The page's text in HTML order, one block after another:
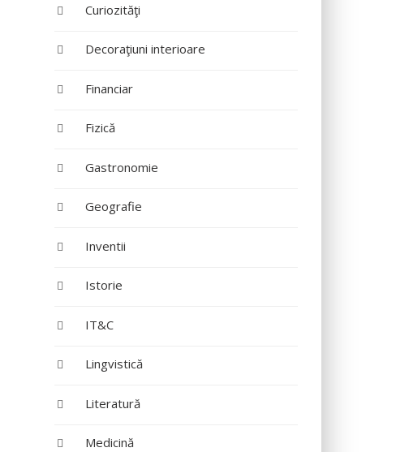
Curiozităţi
Decoraţiuni interioare
Financiar
Fizică
Gastronomie
Geografie
Inventii
Istorie
IT&C
Lingvistică
Literatură
Medicină